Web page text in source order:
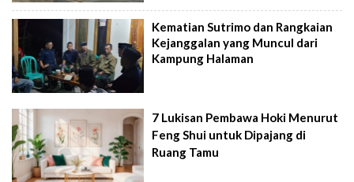
Kematian Sutrimo dan Rangkaian
Kejanggalan yang Muncul dari
Kampung Halaman
7 Lukisan Pembawa Hoki Menurut
Feng Shui untuk Dipajang di
Ruang Tamu